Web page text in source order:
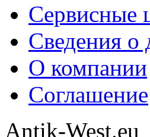
Сервисные
Сведения о
О компании
Соглашение
Antik-West.eu